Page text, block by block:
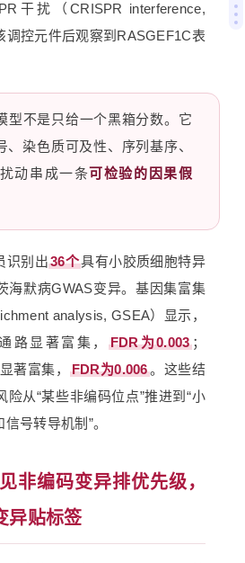
干扰（CRISPR interference,
调控元件后观察到RASGEF1C表
型不是只给一个黑箱分数。它
、染色质可及性、序列基序、
动串成一条可检验的因果假
识别出36个具有小胶质细胞特异
海默病GWAS变异。基因集富集
analysis, GSEA）显示，
路显著富集，
FDR为0.003；
著富集，
FDR为0.006。这些结
险从“某些非编码位点”推进到“小
号转导机制”。
非编码变异排优先级，
异贴标签